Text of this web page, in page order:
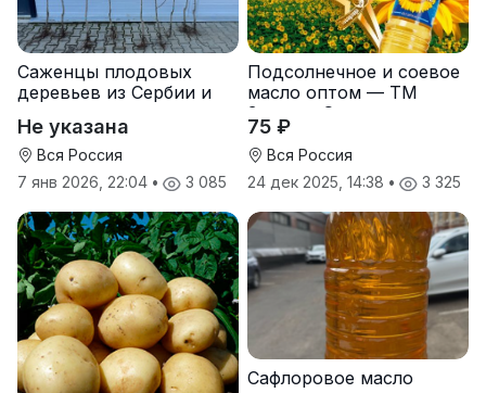
Саженцы плодовых
деревьев из Сербии и
Не указана
Вся Россия
7 янв 2026, 22:04 • 3 085
Подсолнечное и соевое
масло оптом — ТМ
Золотая Семечка
75 ₽
Вся Россия
24 дек 2025, 14:38 • 3 325
Сафлоровое масло